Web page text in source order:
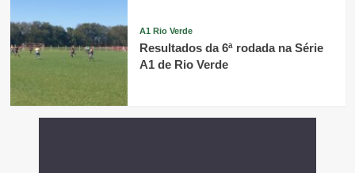
A1 Rio Verde
Resultados da 6ª rodada na Série
A1 de Rio Verde